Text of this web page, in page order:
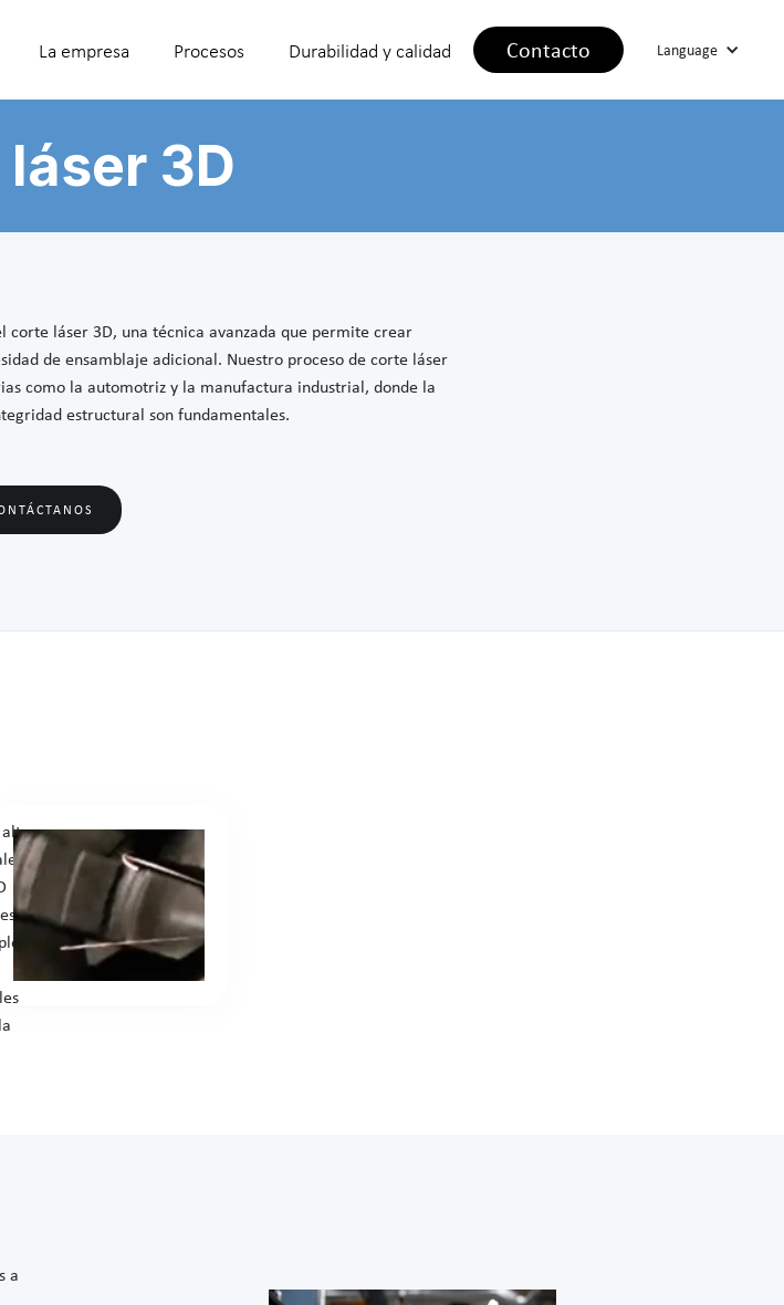
La empresa Procesos Durabilidad y calidad Contacto Language
3D
corte láser 3D, una técnica avanzada que permite crear
de ensamblaje adicional. Nuestro proceso de corte láser
como la automotriz y la manufactura industrial, donde la
estructural son fundamentales.
a